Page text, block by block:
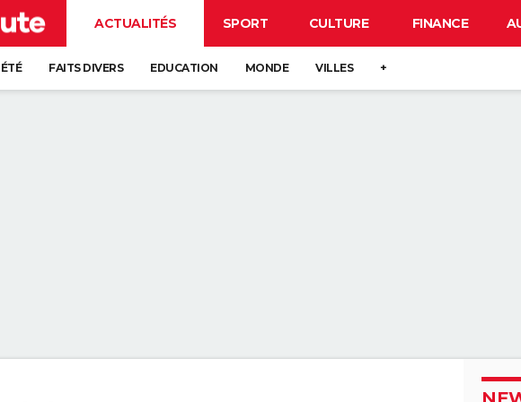
ACTUALITÉS SPORT CULTURE FINANCE
FAITS DIVERS EDUCATION MONDE VILLES +